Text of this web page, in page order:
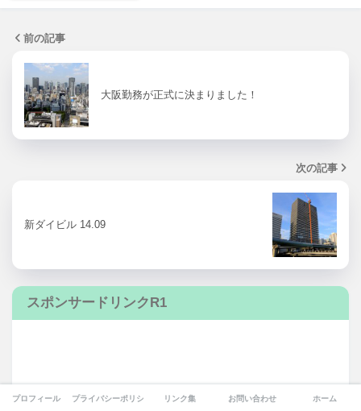
前の記事
大阪勤務が正式に決まりました！
次の記事
新ダイビル 14.09
スポンサードリンクR1
プロフィール プライバシーポリシー リンク集 お問い合わせ ホーム